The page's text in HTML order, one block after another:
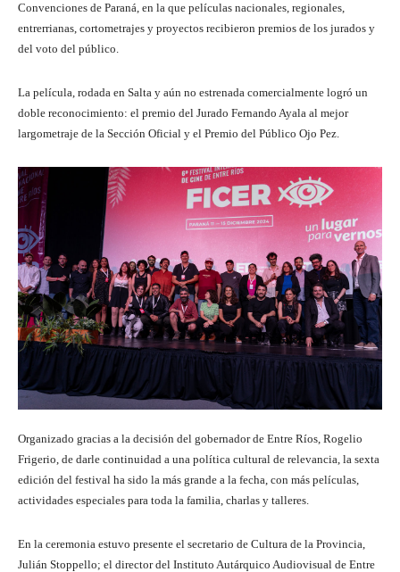
Convenciones de Paraná, en la que películas nacionales, regionales,
entrerrianas, cortometrajes y proyectos recibieron premios de los jurados y
del voto del público.
La película, rodada en Salta y aún no estrenada comercialmente logró un
doble reconocimiento: el premio del Jurado Fernando Ayala al mejor
largometraje de la Sección Oficial y el Premio del Público Ojo Pez.
Organizado gracias a la decisión del gobernador de Entre Ríos, Rogelio
Frigerio, de darle continuidad a una política cultural de relevancia, la sexta
edición del festival ha sido la más grande a la fecha, con más películas,
actividades especiales para toda la familia, charlas y talleres.
En la ceremonia estuvo presente el secretario de Cultura de la Provincia,
Julián Stoppello; el director del Instituto Autárquico Audiovisual de Entre